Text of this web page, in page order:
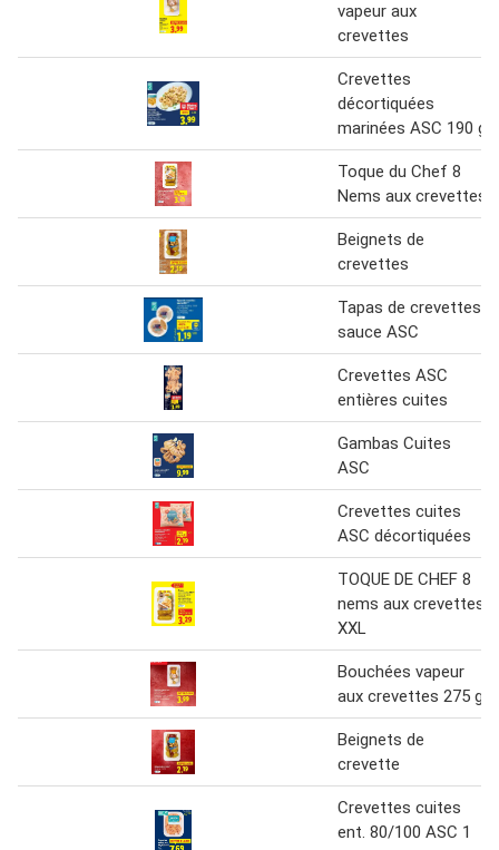
vapeur aux
crevettes
Crevettes
décortiquées
marinées ASC 190 g
Toque du Chef 8
Nems aux crevettes
Beignets de
crevettes
Tapas de crevettes
sauce ASC
Crevettes ASC
entières cuites
Gambas Cuites
ASC
Crevettes cuites
ASC décortiquées
TOQUE DE CHEF 8
nems aux crevettes
XXL
Bouchées vapeur
aux crevettes 275 g
Beignets de
crevette
Crevettes cuites
ent. 80/100 ASC 1